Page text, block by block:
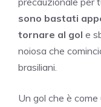
sono bastati
tornare al gol e
noiosa che
brasiliani.
Un gol che è come